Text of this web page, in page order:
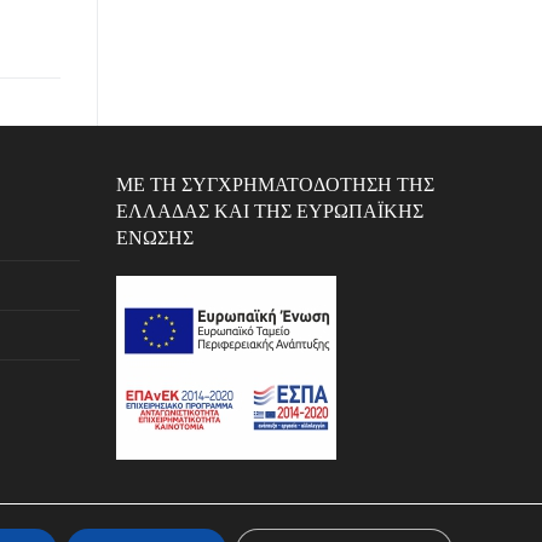
ΜΕ ΤΗ ΣΥΓΧΡΗΜΑΤΟΔΌΤΗΣΗ ΤΗΣ
ΕΛΛΆΔΑΣ ΚΑΙ ΤΗΣ ΕΥΡΩΠΑΪΚΉΣ
ΈΝΩΣΗΣ